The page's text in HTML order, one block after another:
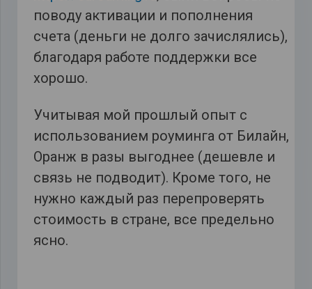
поводу активации и пополнения
счета (деньги не долго зачислялись),
благодаря работе поддержки все
хорошо.
Учитывая мой прошлый опыт с
использованием роуминга от Билайн,
Оранж в разы выгоднее (дешевле и
связь не подводит). Кроме того, не
нужно каждый раз перепроверять
стоимость в стране, все предельно
ясно.